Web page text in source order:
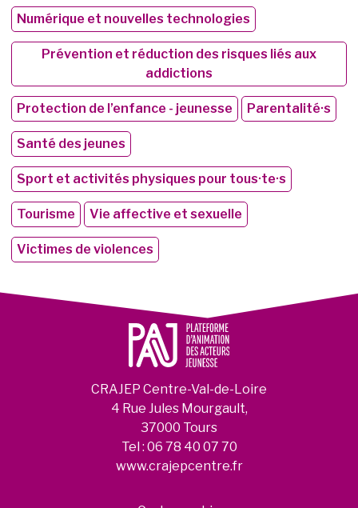
Numérique et nouvelles technologies
Prévention et réduction des risques liés aux
addictions
Protection de l’enfance - jeunesse Parentalité·s
Santé des jeunes
Sport et activités physiques pour tous·te·s
Tourisme Vie affective et sexuelle
Victimes de violences
CRAJEP Centre-Val-de-Loire
4 Rue Jules Mourgault,
37000 Tours
Tel : 06 78 40 07 70
www.crajepcentre.fr